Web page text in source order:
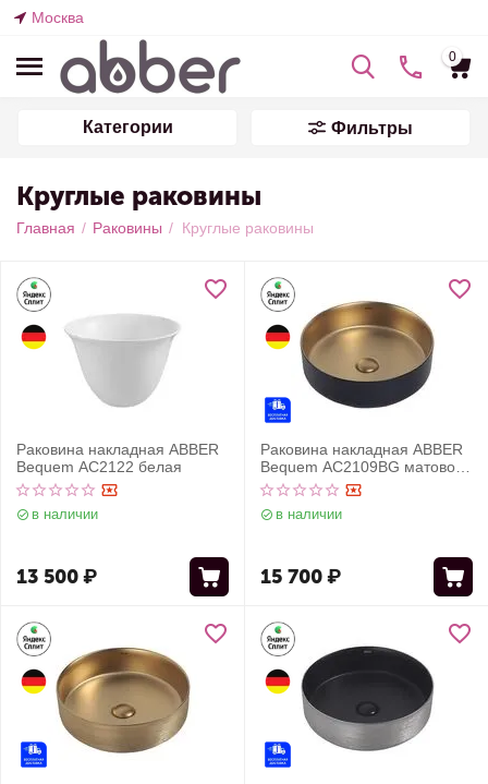
Москва
0
Категории Фильтры
Круглые раковины
Главная / Раковины / Круглые раковины
Раковина накладная ABBER
Bequem AC2122 белая
в наличии
13 500₽
Раковина накладная ABBER
Bequem AC2109BG матовое
золото с черным
в наличии
15 700₽